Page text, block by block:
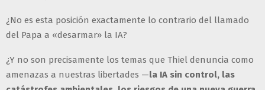
¿No es esta posición exactamente lo contrario del llamado
del Papa a «desarmar» la IA?
¿Y no son precisamente los temas que Thiel denuncia como
amenazas a nuestras libertades —la IA sin control, las